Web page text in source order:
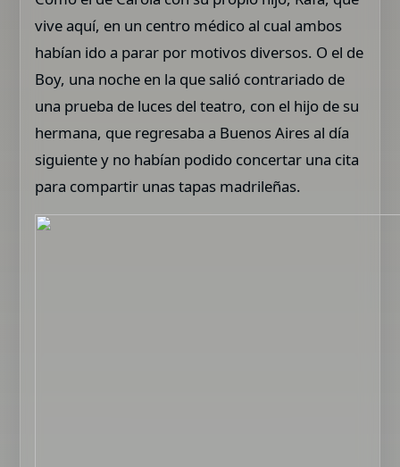
vive aquí, en un centro médico al cual ambos
habían ido a parar por motivos diversos. O el de
Boy, una noche en la que salió contrariado de
una prueba de luces del teatro, con el hijo de su
hermana, que regresaba a Buenos Aires al día
siguiente y no habían podido concertar una cita
para compartir unas tapas madrileñas.